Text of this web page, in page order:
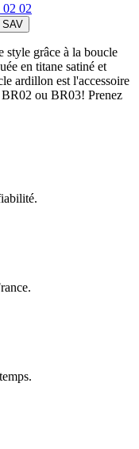
02 02
SAV
style grâce à la boucle
en titane satiné et
ardillon est l'accessoire
ou BR03! Prenez